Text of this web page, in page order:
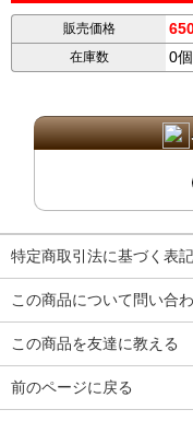
販売価格
在庫数 0
特定商取引法に基づく表
この商品について問い合
この商品を友達に教える
前のページに戻る